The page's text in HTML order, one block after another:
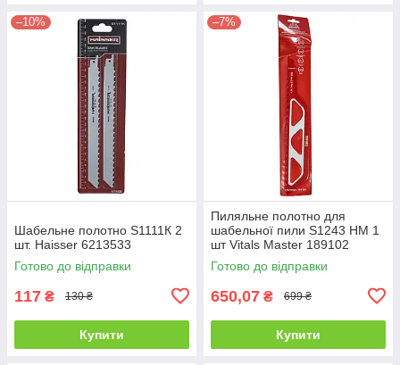
–10%
Шабельне полотно S1111К 2
шт. Haisser 6213533
Готово до відправки
117 ₴ 130 ₴
Купити
–7%
Пиляльне полотно для
шабельної пили S1243 HM 1
шт Vitals Master 189102
Готово до відправки
650,07 ₴ 699 ₴
Купити